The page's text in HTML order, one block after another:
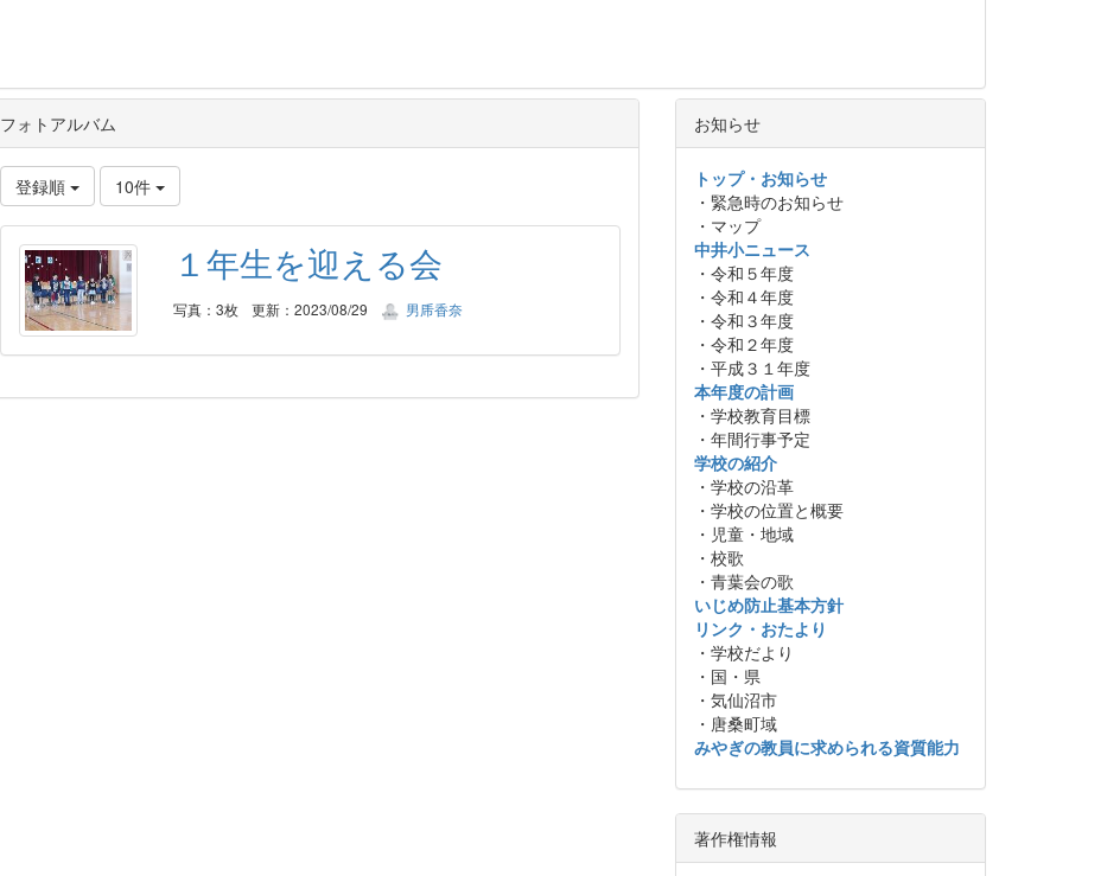
フォトアルバム
登録順 10件
１年生を迎える会
写真：3枚 更新：2023/08/29 男乕香奈
お知らせ
トップ・お知らせ
・緊急時のお知らせ
・マップ
中井小ニュース
・令和５年度
・令和４年度
・令和３年度
・令和２年度
・平成３１年度
本年度の計画
・学校教育目標
・年間行事予定
学校の紹介
・学校の沿革
・学校の位置と概要
・児童・地域
・校歌
・青葉会の歌
いじめ防止基本方針
リンク・おたより
・学校だより
・国・県
・気仙沼市
・唐桑町域
みやぎの教員に求められる資質能力
著作権情報